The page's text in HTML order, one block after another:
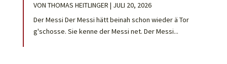
VON THOMAS HEITLINGER | JULI 20, 2026
Der Messi Der Messi hätt beinah schon wieder ä Tor
g'schosse. Sie kenne der Messi net. Der Messi...